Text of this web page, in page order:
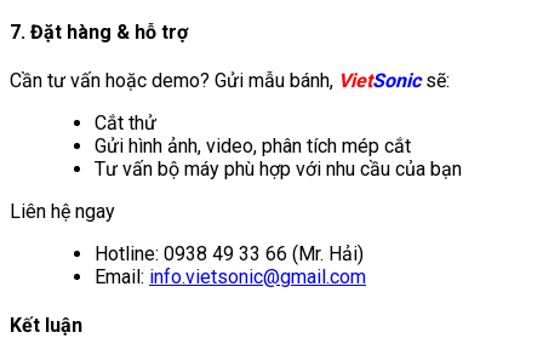
7. Đặt hàng & hỗ trợ
Cần tư vấn hoặc demo? Gửi mẫu bánh, VietSonicsẽ:
Cắt thử
Gửi hình ảnh, video, phân tích mép cắt
Tư vấn bộ máy phù hợp với nhu cầu của bạn
Liên hệ ngay
Hotline: 0938 49 33 66 (Mr. Hải)
Email: info.vietsonic@gmail.com
Kết luận